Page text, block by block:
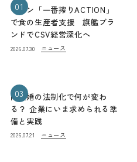
01
キリン「一番搾りACTION」
で食の生産者支援 旗艦ブラ
ンドでCSV経営深化へ
2026.07.30 ニュース
03
同性婚の法制化で何が変わ
る？ 企業にいま求められる準
備と実践
2026.07.21 ニュース